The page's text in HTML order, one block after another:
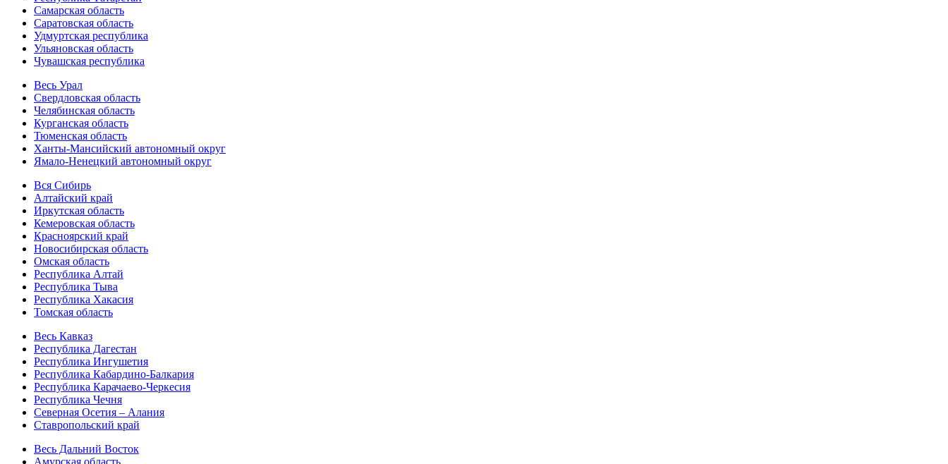
Самарская область
Саратовская область
Удмуртская республика
Ульяновская область
Чувашская республика
Весь Урал
Свердловская область
Челябинская область
Курганская область
Тюменская область
Ханты-Мансийский автономный округ
Ямало-Ненецкий автономный округ
Вся Сибирь
Алтайский край
Иркутская область
Кемеровская область
Красноярский край
Новосибирская область
Омская область
Республика Алтай
Республика Тыва
Республика Хакасия
Томская область
Весь Кавказ
Республика Дагестан
Республика Ингушетия
Республика Кабардино-Балкария
Республика Карачаево-Черкесия
Республика Чечня
Северная Осетия – Алания
Ставропольский край
Весь Дальний Восток
Амурская область